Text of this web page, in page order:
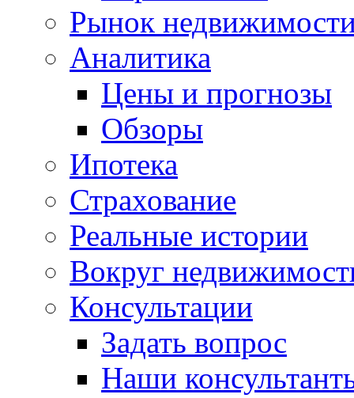
Рынок
Аналитика
Цены и прогнозы
Обзоры
Ипотека
Страхование
Реальные истории
Вокруг
Консультации
Задать вопрос
Наши